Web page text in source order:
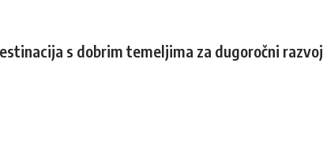
s dobrim temeljima za dugoročni razvoj